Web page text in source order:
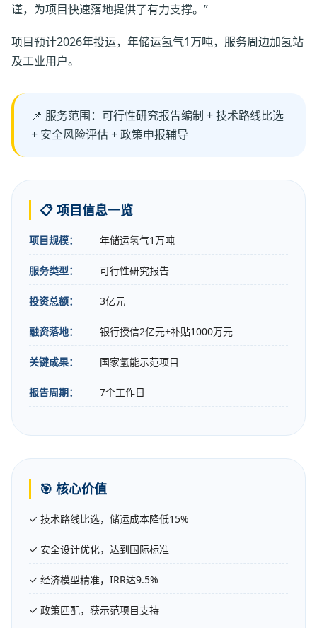
谨，为项目快速落地提供了有力支撑。”
项目预计2026年投运，年储运氢气1万吨，服务周边加氢站
及工业用户。
📌 服务范围：可行性研究报告编制 + 技术路线比选
+ 安全风险评估 + 政策申报辅导
📋 项目信息一览
项目规模： 年储运氢气1万吨
服务类型： 可行性研究报告
投资总额： 3亿元
融资落地： 银行授信2亿元+补贴1000万元
关键成果： 国家氢能示范项目
报告周期： 7个工作日
🎯 核心价值
✓ 技术路线比选，储运成本降低15%
✓ 安全设计优化，达到国际标准
✓ 经济模型精准，IRR达9.5%
✓ 政策匹配，获示范项目支持